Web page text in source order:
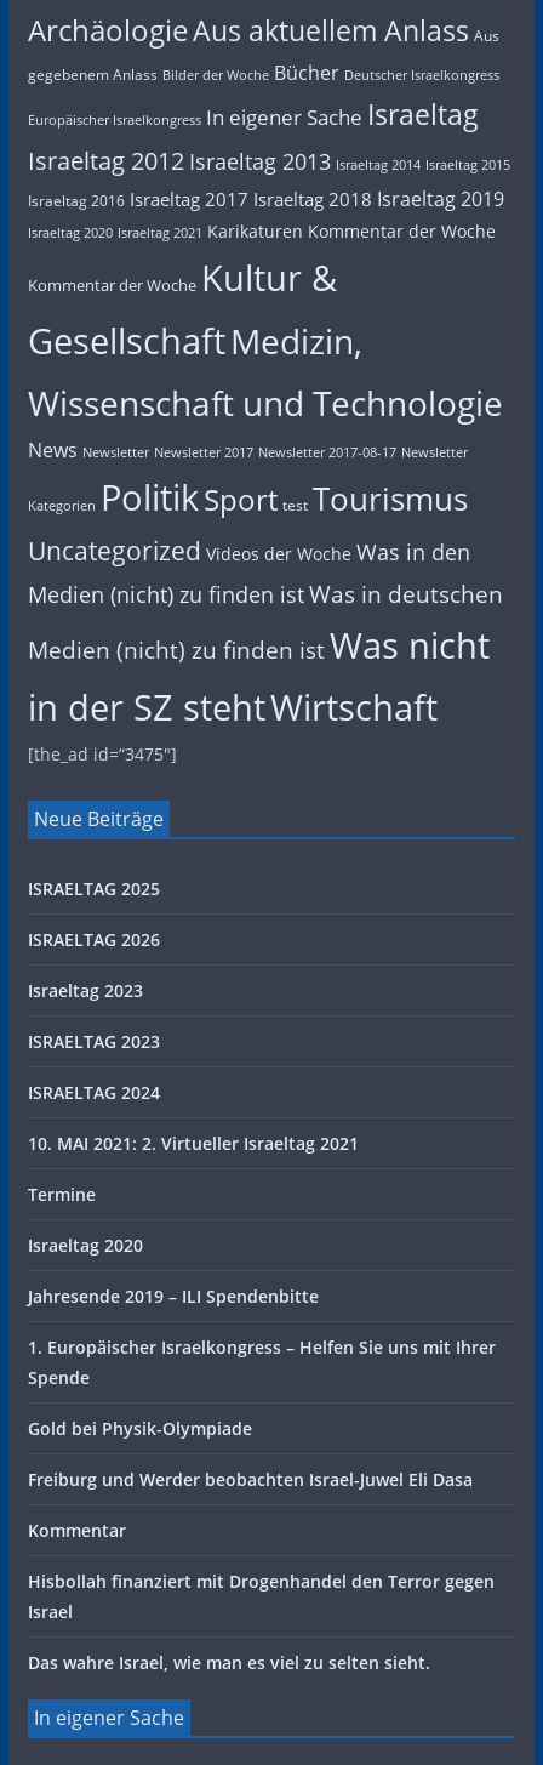
ArchäologieAus aktuellem Anlass Aus
gegebenem Anlass Bilder der Woche Bücher Deutscher Israelkongress
Europäischer Israelkongress In eigener Sache Israeltag
Israeltag 2012 Israeltag 2013 Israeltag 2014 Israeltag 2015
Israeltag 2016 Israeltag 2017 Israeltag 2018 Israeltag 2019
Israeltag 2020 Israeltag 2021 Karikaturen Kommentar der Woche
Kommentar der Woche Kultur &
GesellschaftMedizin,
Wissenschaft und Technologie
News Newsletter Newsletter 2017 Newsletter 2017-08-17 Newsletter
Kategorien PolitikSport test Tourismus
Uncategorized Videos der Woche Was in den
Medien (nicht) zu finden istWas in deutschen
Medien (nicht) zu finden istWas nicht
in der SZ stehtWirtschaft
[the_ad id=“3475″]
Neue Beiträge
ISRAELTAG 2025
ISRAELTAG 2026
Israeltag 2023
ISRAELTAG 2023
ISRAELTAG 2024
10. MAI 2021: 2. Virtueller Israeltag 2021
Termine
Israeltag 2020
Jahresende 2019 – ILI Spendenbitte
1. Europäischer Israelkongress – Helfen Sie uns mit Ihrer
Spende
Gold bei Physik-Olympiade
Freiburg und Werder beobachten Israel-Juwel Eli Dasa
Kommentar
Hisbollah finanziert mit Drogenhandel den Terror gegen
Israel
Das wahre Israel, wie man es viel zu selten sieht.
In eigener Sache